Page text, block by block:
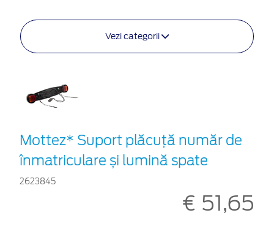
Vezi categorii
Mottez* Suport plăcuță număr de
înmatriculare și lumină spate
2623845
€ 51,65